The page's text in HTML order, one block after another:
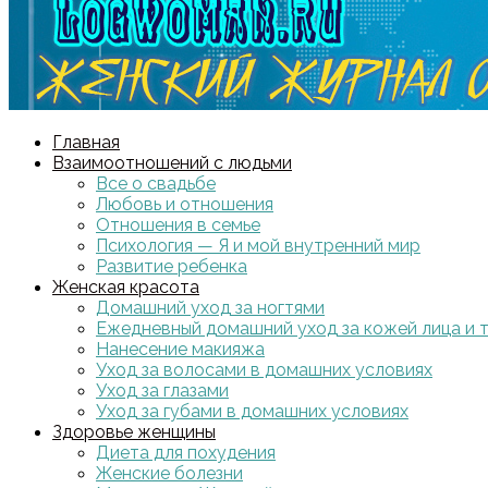
Главная
Взаимоотношений с людьми
Все о свадьбе
Любовь и отношения
Отношения в семье
Психология — Я и мой внутренний мир
Развитие ребенка
Женская красота
Домашний уход за ногтями
Ежедневный домашний уход за кожей лица и
Нанесение макияжа
Уход за волосами в домашних условиях
Уход за глазами
Уход за губами в домашних условиях
Здоровье женщины
Диета для похудения
Женские болезни